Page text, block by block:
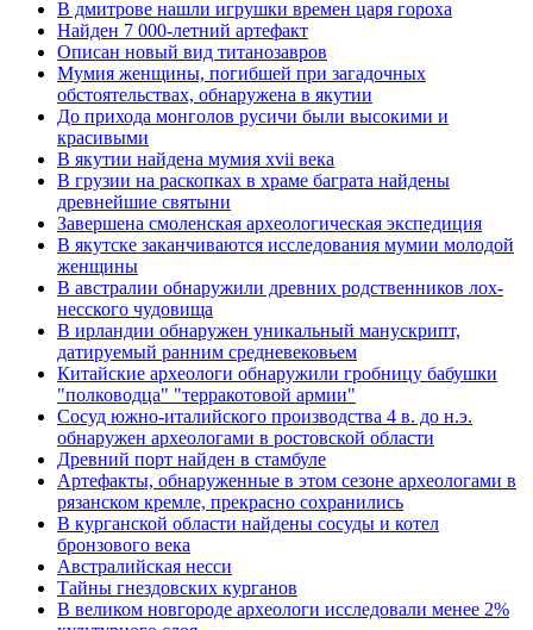
В дмитрове нашли игрушки времен царя гороха
Найден 7 000-летний артефакт
Описан новый вид титанозавров
Мумия женщины, погибшей при загадочных
обстоятельствах, обнаружена в якутии
До прихода монголов русичи были высокими и
красивыми
В якутии найдена мумия xvii века
В грузии на раскопках в храме баграта найдены
древнейшие святыни
Завершена смоленская археологическая экспедиция
В якутске заканчиваются исследования мумии молодой
женщины
В австралии обнаружили древних родственников лох-
несского чудовища
В ирландии обнаружен уникальный манускрипт,
датируемый ранним средневековьем
Китайские археологи обнаружили гробницу бабушки
"полководца" "терракотовой армии"
Сосуд южно-италийского производства 4 в. до н.э.
обнаружен археологами в ростовской области
Древний порт найден в стамбуле
Артефакты, обнаруженные в этом сезоне археологами в
рязанском кремле, прекрасно сохранились
В курганской области найдены сосуды и котел
бронзового века
Австралийская несси
Тайны гнездовских курганов
В великом новгороде археологи исследовали менее 2%